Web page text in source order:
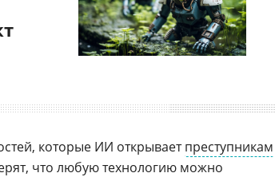
которые ИИ открываетпреступникам
что любую технологию можно